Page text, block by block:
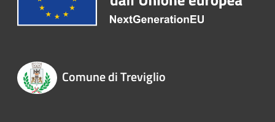
Comune di Treviglio